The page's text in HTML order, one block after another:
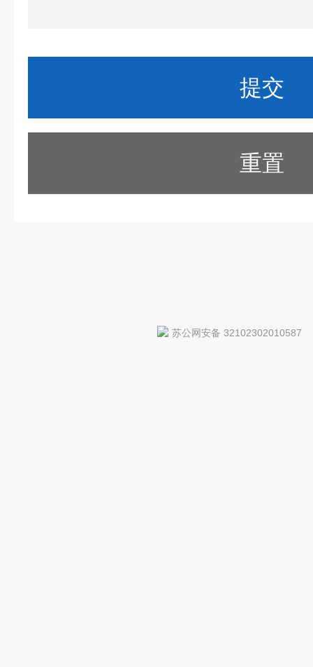
重置
苏公网安备 32102302010587